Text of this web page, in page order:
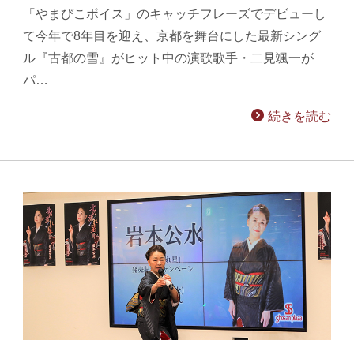
「やまびこボイス」のキャッチフレーズでデビューし
て今年で8年目を迎え、京都を舞台にした最新シング
ル『古都の雪』がヒット中の演歌歌手・二見颯一が
パ…
続きを読む